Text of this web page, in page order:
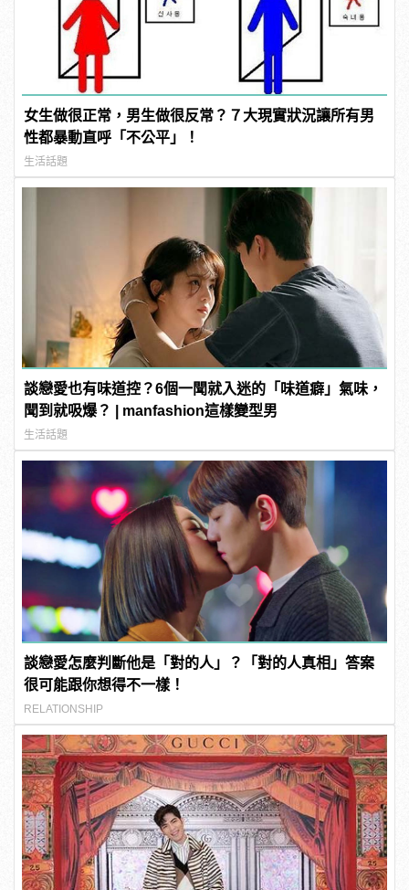
女生做很正常，男生做很反常？７大現實狀況讓所有男
性都暴動直呼「不公平」！
生活話題
談戀愛也有味道控？6個一聞就入迷的「味道癖」氣味，
聞到就吸爆？ | manfashion這樣變型男
生活話題
談戀愛怎麼判斷他是「對的人」？「對的人真相」答案
很可能跟你想得不一樣！
RELATIONSHIP